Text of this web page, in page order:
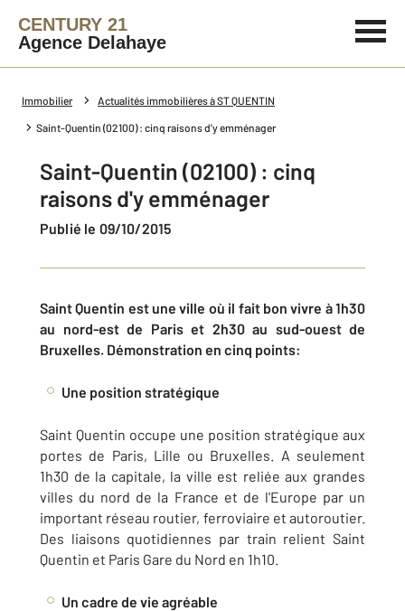
CENTURY 21
Agence Delahaye
Immobilier Actualités immobilières à ST QUENTIN
Saint-Quentin (02100) : cinq raisons d'y emménager
Saint-Quentin (02100) : cinq
raisons d'y emménager
Publié le 09/10/2015
Saint Quentin est une ville où il fait bon vivre à 1h30
au nord-est de Paris et 2h30 au sud-ouest de
Bruxelles. Démonstration en cinq points:
Une position stratégique
Saint Quentin occupe une position stratégique aux
portes de Paris, Lille ou Bruxelles. A seulement
1h30 de la capitale, la ville est reliée aux grandes
villes du nord de la France et de l'Europe par un
important réseau routier, ferroviaire et autoroutier.
Des liaisons quotidiennes par train relient Saint
Quentin et Paris Gare du Nord en 1h10.
Un cadre de vie agréable